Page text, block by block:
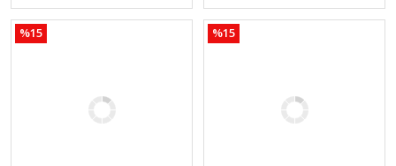
%15 %15